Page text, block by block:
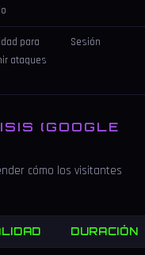
para
ataques
Sesión
(GOOGLE
cómo los visitantes
DURACIÓN